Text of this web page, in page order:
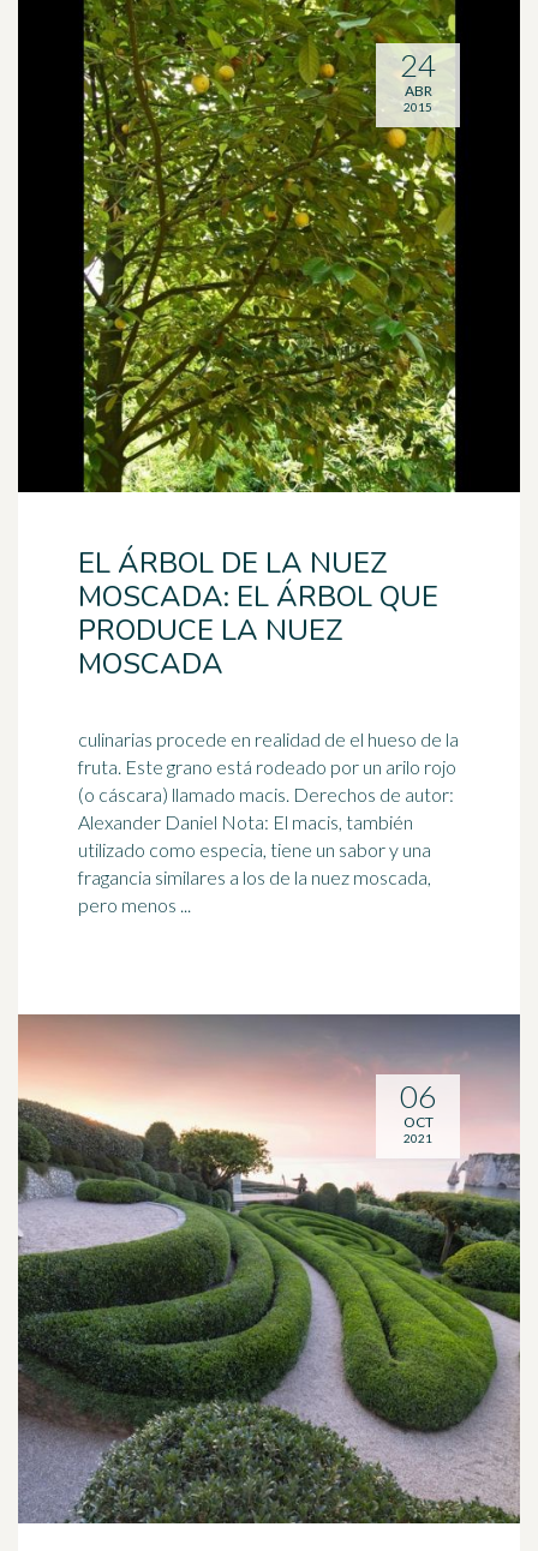
EL ÁRBOL DE LA NUEZ
MOSCADA: EL ÁRBOL QUE
PRODUCE LA NUEZ
MOSCADA
culinarias procede en realidad de el hueso de la
fruta. Este grano está rodeado por un arilo rojo
(o cáscara) llamado macis. Derechos de autor:
Alexander Daniel
utilizado como especia, tiene un sabor y una
fragancia similares a los de la nuez moscada,
pero menos ...
24
ABR
2015
06
OCT
2021